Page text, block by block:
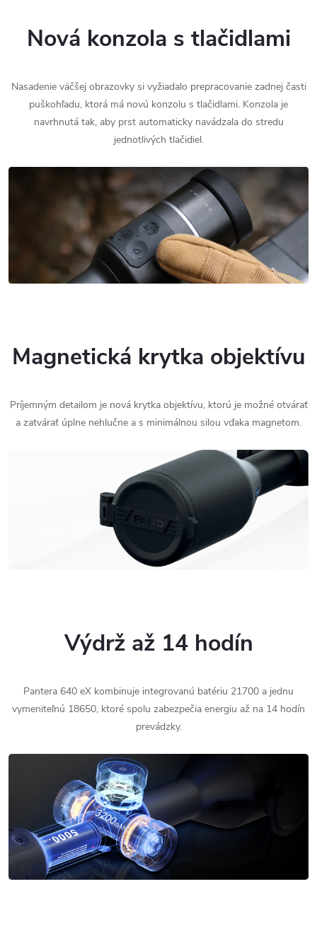
Nová konzola s tlačidlami
Nasadenie väčšej obrazovky si vyžiadalo prepracovanie zadnej časti
puškohľadu, ktorá má novú konzolu s tlačidlami. Konzola je
navrhnutá tak, aby prst automaticky navádzala do stredu
jednotlivých tlačidiel.
Magnetická krytka objektívu
Príjemným detailom je nová krytka objektívu, ktorú je možné otvárať
a zatvárať úplne nehlučne a s minimálnou silou vďaka magnetom.
Výdrž až 14 hodín
Pantera 640 eX kombinuje integrovanú batériu 21700 a jednu
vymeniteľnú 18650, ktoré spolu zabezpečia energiu až na 14 hodín
prevádzky.